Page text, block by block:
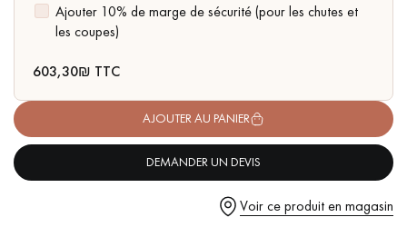
Un expert Décoplus Parquets vous appelle
Demandez un rendez-vous personnalisé
Ajouter 10% de marge de sécurité (pour les chutes et
les coupes)
603,30₪ TTC
AJOUTER AU PANIER
DEMANDER UN DEVIS
Voir ce produit en magasin